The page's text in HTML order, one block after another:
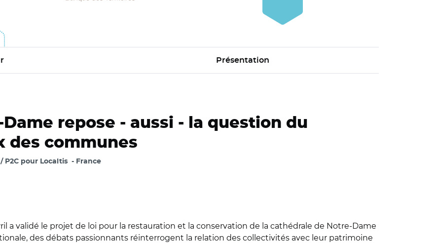
Présentation
repose - aussi - la question du
des communes
P2C pour Localtis France
a validé le projet de loi pour la restauration et la conservation de la cathédrale de Notre-Dame
des débats passionnants réinterrogent la relation des collectivités avec leur patrimoine